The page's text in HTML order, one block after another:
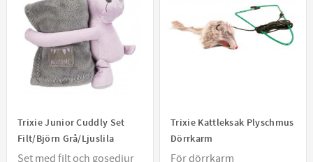
Trixie Junior Cuddly Set
Filt/Björn Grå/Ljuslila
Set med filt och gosedjur
Trixie Kattleksak Plyschmus
Dörrkarm
För dörrkarm